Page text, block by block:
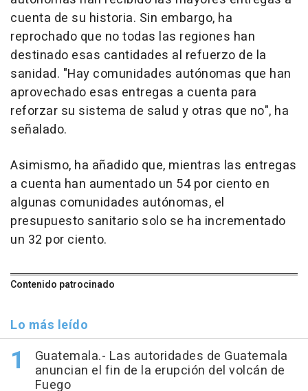
cuenta de su historia. Sin embargo, ha
reprochado que no todas las regiones han
destinado esas cantidades al refuerzo de la
sanidad. "Hay comunidades autónomas que han
aprovechado esas entregas a cuenta para
reforzar su sistema de salud y otras que no", ha
señalado.
Asimismo, ha añadido que, mientras las entregas
a cuenta han aumentado un 54 por ciento en
algunas comunidades autónomas, el
presupuesto sanitario solo se ha incrementado
un 32 por ciento.
Contenido patrocinado
Lo más leído
Guatemala.- Las autoridades de Guatemala
anuncian el fin de la erupción del volcán de
Fuego